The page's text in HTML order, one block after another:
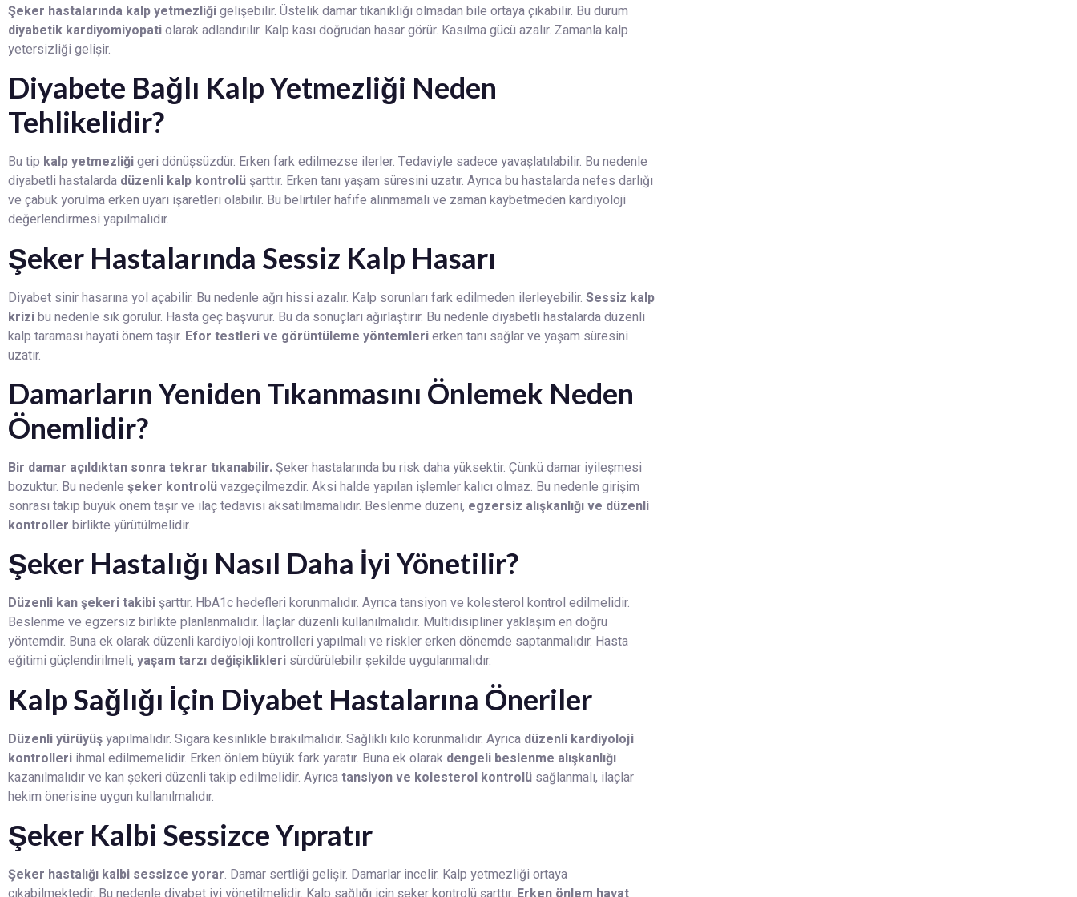
Şeker hastalarında kalp yetmezliğigelişebilir. Üstelik damar tıkanıklığı olmadan bile ortaya çıkabilir. Bu durum
diyabetik kardiyomiyopatiolarak adlandırılır. Kalp kası doğrudan hasar görür. Kasılma gücü azalır. Zamanla kalp
yetersizliği gelişir.
Diyabete Bağlı Kalp Yetmezliği Neden
Tehlikelidir?
Bu tip kalp yetmezliğigeri dönüşsüzdür. Erken fark edilmezse ilerler. Tedaviyle sadece yavaşlatılabilir. Bu nedenle
diyabetli hastalarda düzenli kalp kontrolü şarttır. Erken tanı yaşam süresini uzatır. Ayrıca bu hastalarda nefes darlığı
ve çabuk yorulma erken uyarı işaretleri olabilir. Bu belirtiler hafife alınmamalı ve zaman kaybetmeden kardiyoloji
değerlendirmesi yapılmalıdır.
Şeker Hastalarında Sessiz Kalp Hasarı
Diyabet sinir hasarına yol açabilir. Bu nedenle ağrı hissi azalır. Kalp sorunları fark edilmeden ilerleyebilir. Sessiz kalp
krizibu nedenle sık görülür. Hasta geç başvurur. Bu da sonuçları ağırlaştırır. Bu nedenle diyabetli hastalarda düzenli
kalp taraması hayati önem taşır. Efor testleri ve görüntüleme yöntemlerierken tanı sağlar ve yaşam süresini
uzatır.
Damarların Yeniden Tıkanmasını Önlemek Neden
Önemlidir?
Bir damar açıldıktan sonra tekrar tıkanabilir.Şeker hastalarında bu risk daha yüksektir. Çünkü damar iyileşmesi
bozuktur. Bu nedenle şeker kontrolüvazgeçilmezdir. Aksi halde yapılan işlemler kalıcı olmaz. Bu nedenle girişim
sonrası takip büyük önem taşır ve ilaç tedavisi aksatılmamalıdır. Beslenme düzeni, egzersiz alışkanlığı ve düzenli
kontroller birlikte yürütülmelidir.
Şeker Hastalığı Nasıl Daha İyi Yönetilir?
Düzenli kan şekeri takibi şarttır. HbA1c hedefleri korunmalıdır. Ayrıca tansiyon ve kolesterol kontrol edilmelidir.
Beslenme ve egzersiz birlikte planlanmalıdır. İlaçlar düzenli kullanılmalıdır. Multidisipliner yaklaşım en doğru
yöntemdir. Buna ek olarak düzenli kardiyoloji kontrolleri yapılmalı ve riskler erken dönemde saptanmalıdır. Hasta
eğitimi güçlendirilmeli, yaşam tarzı değişiklikleri sürdürülebilir şekilde uygulanmalıdır.
Kalp Sağlığı İçin Diyabet Hastalarına Öneriler
Düzenli yürüyüşyapılmalıdır. Sigara kesinlikle bırakılmalıdır. Sağlıklı kilo korunmalıdır. Ayrıca düzenli kardiyoloji
kontrolleri ihmal edilmemelidir. Erken önlem büyük fark yaratır. Buna ek olarak dengeli beslenme alışkanlığı
kazanılmalıdır ve kan şekeri düzenli takip edilmelidir. Ayrıcatansiyon ve kolesterol kontrolü sağlanmalı, ilaçlar
hekim önerisine uygun kullanılmalıdır.
Şeker Kalbi Sessizce Yıpratır
Şeker hastalığı kalbi sessizce yorar. Damar sertliği gelişir. Damarlar incelir. Kalp yetmezliği ortaya